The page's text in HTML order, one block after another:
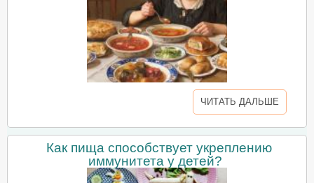
ЧИТАТЬ ДАЛЬШЕ
Как пища способствует укреплению
иммунитета у детей?